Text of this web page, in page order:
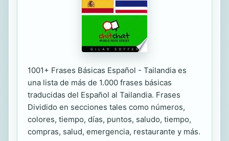
1001+ Frases Básicas Español - Tailandia es
una lista de más de 1.000 frases básicas
traducidas del Español al Tailandia. Frases
Dividido en secciones tales como números,
colores, tiempo, días, puntos, saludo, tiempo,
compras, salud, emergencia, restaurante y más.